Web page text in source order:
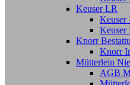
Keuser LR
Keuser
Keuser
Knorr
Knorr
Mütterlein
AGB